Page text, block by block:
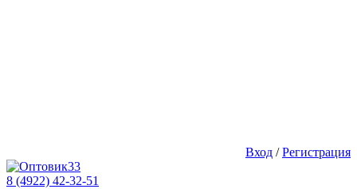
Вход /Регистрация
8 (4922) 42-32-51